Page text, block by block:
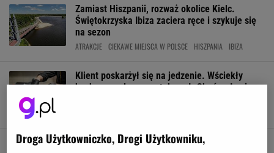
Zamiast Hiszpanii, rozważ okolice Kielc.
Świętokrzyska Ibiza zaciera ręce i szykuje się
na sezon
ATRAKCJE CIEKAWE MIEJSCA W POLSCE HISZPANIA IBIZA
Klient poskarżył się na jedzenie. Wściekły
kucharz nagle go zaatakował. Skończyło się
Uwielbiana przez Polaków wyspa mówi "nie" dla
Droga Użytkowniczko, Drogi Użytkowniku,